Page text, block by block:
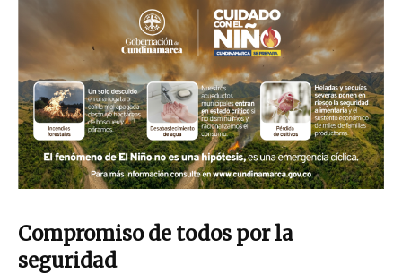
Compromiso de todos por la
seguridad